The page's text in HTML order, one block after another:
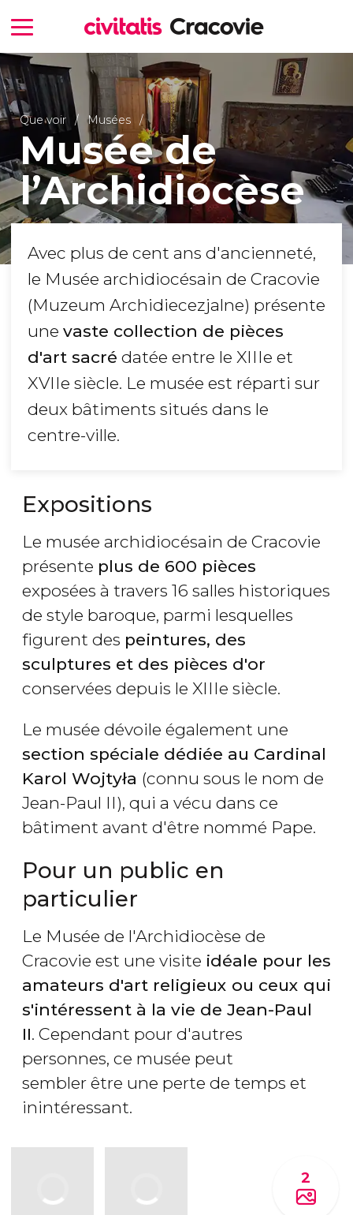
Que voir Musées
Musée de
l’Archidiocèse
Avec plus de cent ans d'ancienneté,
le Musée archidiocésain de Cracovie
(Muzeum Archidiecezjalne) présente
une vaste collection de pièces
d'art sacré datée entre le XIIIe et
XVIIe siècle. Le musée est réparti sur
deux bâtiments situés dans le
centre-ville.
Expositions
Le musée archidiocésain de Cracovie
présente plus de 600 pièces
exposées à travers 16 salles historiques
de style baroque, parmi lesquelles
figurent des peintures, des
sculptures et des pièces d'or
conservées depuis le XIIIe siècle.
Le musée dévoile également une
section spéciale dédiée au Cardinal
Karol Wojtyła (connu sous le nom de
Jean-Paul II), qui a vécu dans ce
bâtiment avant d'être nommé Pape.
Pour un public en
particulier
Le Musée de l'Archidiocèse de
Cracovie est une visite idéale pour les
amateurs d'art religieux ou ceux qui
s'intéressent à la vie de Jean-Paul
II. Cependant pour d'autres
personnes, ce musée peut
sembler être une perte de temps et
inintéressant.
2